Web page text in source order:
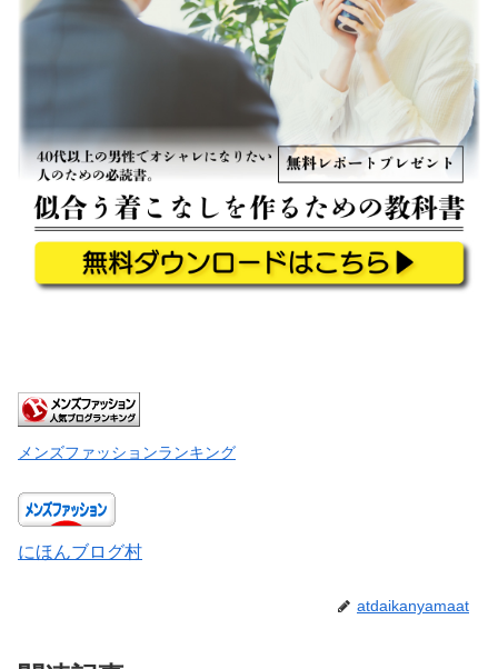
メンズファッションランキング
にほんブログ村
atdaikanyamaat